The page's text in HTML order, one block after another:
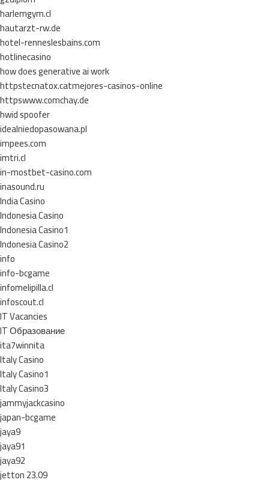
harlemgym.cl
hautarzt-rw.de
hotel-renneslesbains.com
hotlinecasino
how does generative ai work
httpstecnatox.catmejores-casinos-online
httpswww.comchay.de
hwid spoofer
idealniedopasowana.pl
impees.com
imtri.cl
in-mostbet-casino.com
inasound.ru
India Casino
Indonesia Casino
Indonesia Casino1
Indonesia Casino2
info
info-bcgame
infomelipilla.cl
infoscout.cl
IT Vacancies
IT Образование
ita7winnita
Italy Casino
Italy Casino1
Italy Casino3
jammyjackcasino
japan-bcgame
jaya9
jaya91
jaya92
jetton 23.09